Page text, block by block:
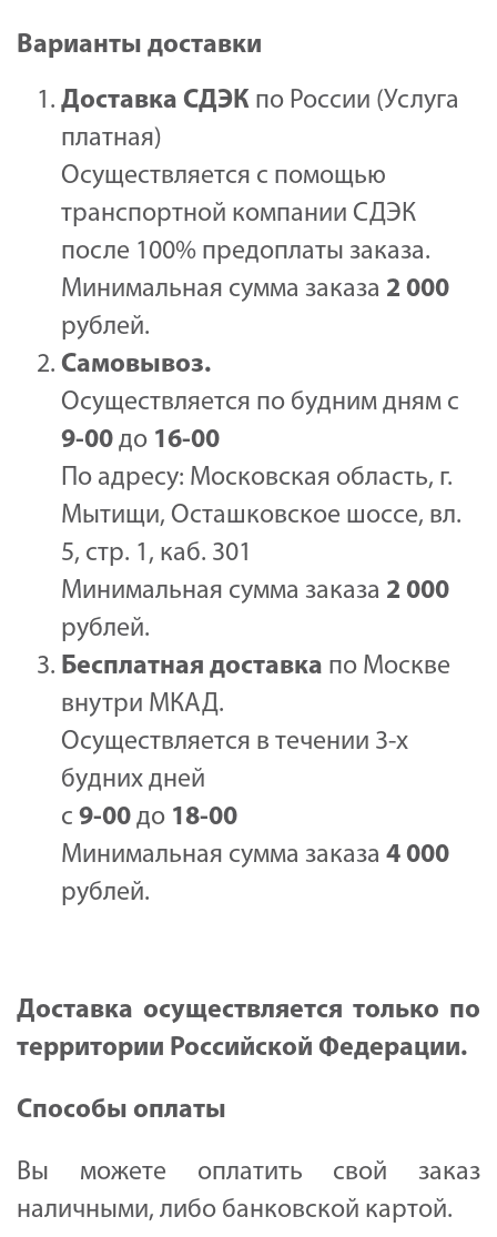
Варианты доставки
Доставка СДЭК по России (Услуга
платная)
Осуществляется с помощью
транспортной компании СДЭК
после 100% предоплаты заказа.
Минимальная сумма заказа 2 000
рублей.
Самовывоз.
Осуществляется по будним дням с
9-00 до 16-00
По адресу: Московская область, г.
Мытищи, Осташковское шоссе, вл.
5, стр. 1, каб. 301
Минимальная сумма заказа 2 000
рублей.
Бесплатная доставка по Москве
внутри МКАД.
Осуществляется в течении 3-х
будних дней
с 9-00 до 18-00
Минимальная сумма заказа 4 000
рублей.
Доставка осуществляется только по
территории Российской Федерации.
Способы оплаты
Вы можете оплатить свой заказ
наличными, либо банковской картой.